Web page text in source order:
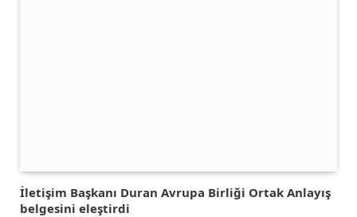
İletişim Başkanı Duran Avrupa Birliği Ortak Anlayış
belgesini eleştirdi